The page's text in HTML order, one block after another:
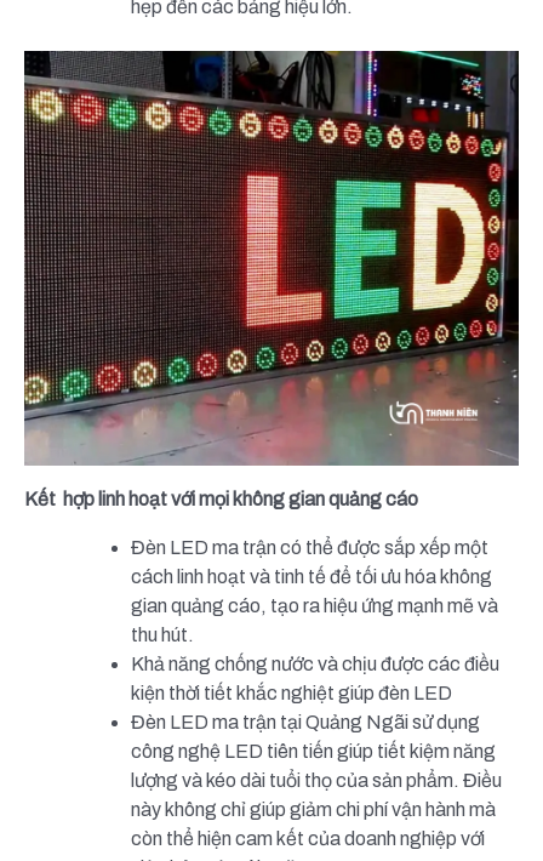
hẹp đến các bảng hiệu lớn.
Kết hợp linh hoạt với mọi không gian quảng cáo
Đèn LED ma trận có thể được sắp xếp một
cách linh hoạt và tinh tế để tối ưu hóa không
gian quảng cáo, tạo ra hiệu ứng mạnh mẽ và
thu hút.
Khả năng chống nước và chịu được các điều
kiện thời tiết khắc nghiệt giúp đèn LED
Đèn LED ma trận tại Quảng Ngãi sử dụng
công nghệ LED tiên tiến giúp tiết kiệm năng
lượng và kéo dài tuổi thọ của sản phẩm. Điều
này không chỉ giúp giảm chi phí vận hành mà
còn thể hiện cam kết của doanh nghiệp với